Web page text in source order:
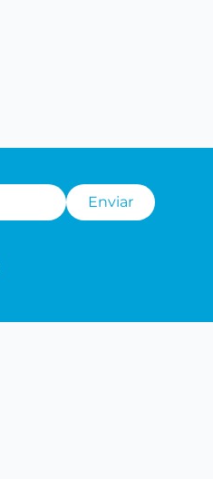
Enviar